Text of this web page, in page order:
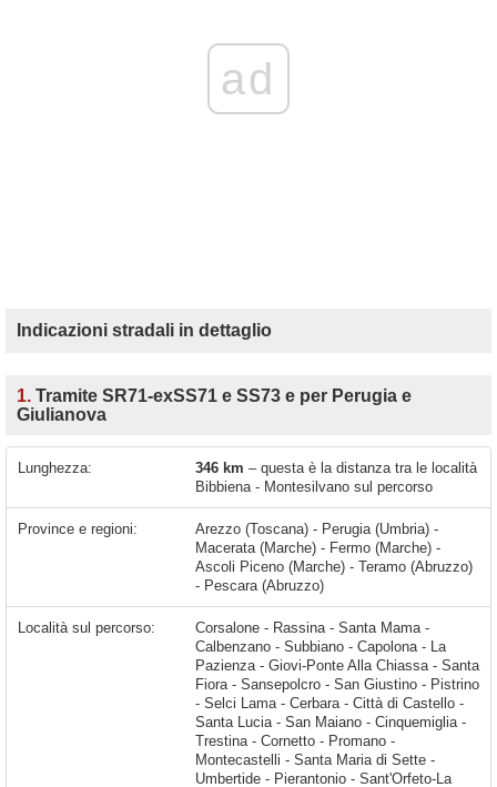
ad
Indicazioni stradali in dettaglio
1. Tramite SR71-exSS71 e SS73 e per Perugia e
Giulianova
Lunghezza: 346 km – questa è la distanza tra le località
Bibbiena - Montesilvano sul percorso
Province e regioni:
Arezzo (Toscana) - Perugia (Umbria) -
Macerata (Marche) - Fermo (Marche) -
Ascoli Piceno (Marche) - Teramo (Abruzzo)
- Pescara (Abruzzo)
Località sul percorso: Corsalone - Rassina - Santa Mama - Calbenzano - Subbiano - Capolona - La Pazienza - Giovi-Ponte Alla Chiassa - Santa Fiora - Sansepolcro - San Giustino - Pistrino - Selci Lama - Cerbara - Città di Castello - Santa Lucia - San Maiano - Cinquemiglia - Trestina - Cornetto - Promano - Montecastelli - Santa Maria di Sette - Umbertide - Pierantonio - Sant'Orfeto-La Cinella - Tavernacce - Parlesca - Resina I - Resina II - Casa del Diavolo - Ponte Pattoli - Ramazzano - Le Pulci - Villa Pitignano - Bosco - Ponte Felcino - Ponte Valleceppi -